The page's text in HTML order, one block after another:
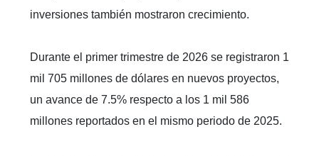
inversiones también mostraron crecimiento.
Durante el primer trimestre de 2026 se registraron 1
mil 705 millones de dólares en nuevos proyectos,
un avance de 7.5% respecto a los 1 mil 586
millones reportados en el mismo periodo de 2025.